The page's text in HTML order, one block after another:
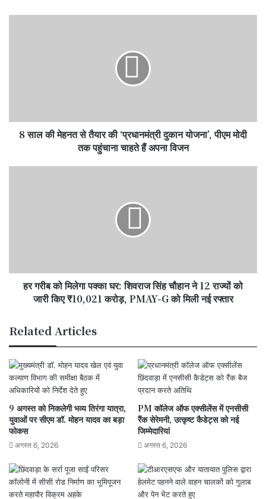
दुकान
योजना’,8 साल की मेहनत से तैयार की ‘प्रधानमंत्री दुकान योजना’, पीएम मोदी
तक पहुंचाना चाहते हैं अपना विजन
चौहान
जारी
किए
₹10,021
करोड़,
PMAY-
को
मिली
नई
रफ्तार
हर गरीब को मिलेगा पक्का घर: शिवराज सिंह चौहान ने 12 राज्यों को
जारी किए ₹10,021 करोड़, PMAY-G को मिली नई रफ्तार
Related Articles
9 अगस्त को निकलेगी भव्य तिरंगा यात्रा,
युवाओं पर सीएम डॉ. मोहन यादव का बड़ा
फोकस
अगस्त 6, 2026
PM कॉलेज ऑफ एक्सीलेंस में एनसीसी
रैंक सेरेमनी, उत्कृष्ट कैडेट्स को नई
जिम्मेदारियां
अगस्त 6, 2026